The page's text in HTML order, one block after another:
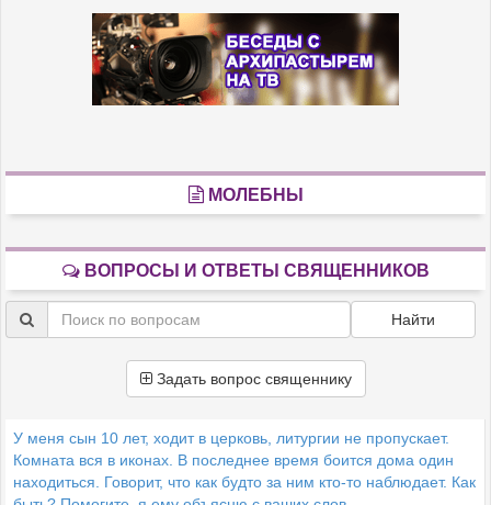
МОЛЕБНЫ
ВОПРОСЫ И ОТВЕТЫ СВЯЩЕННИКОВ
Найти
Задать вопрос священнику
У меня сын 10 лет, ходит в церковь, литургии не пропускает.
Комната вся в иконах. В последнее время боится дома один
находиться. Говорит, что как будто за ним кто-то наблюдает. Как